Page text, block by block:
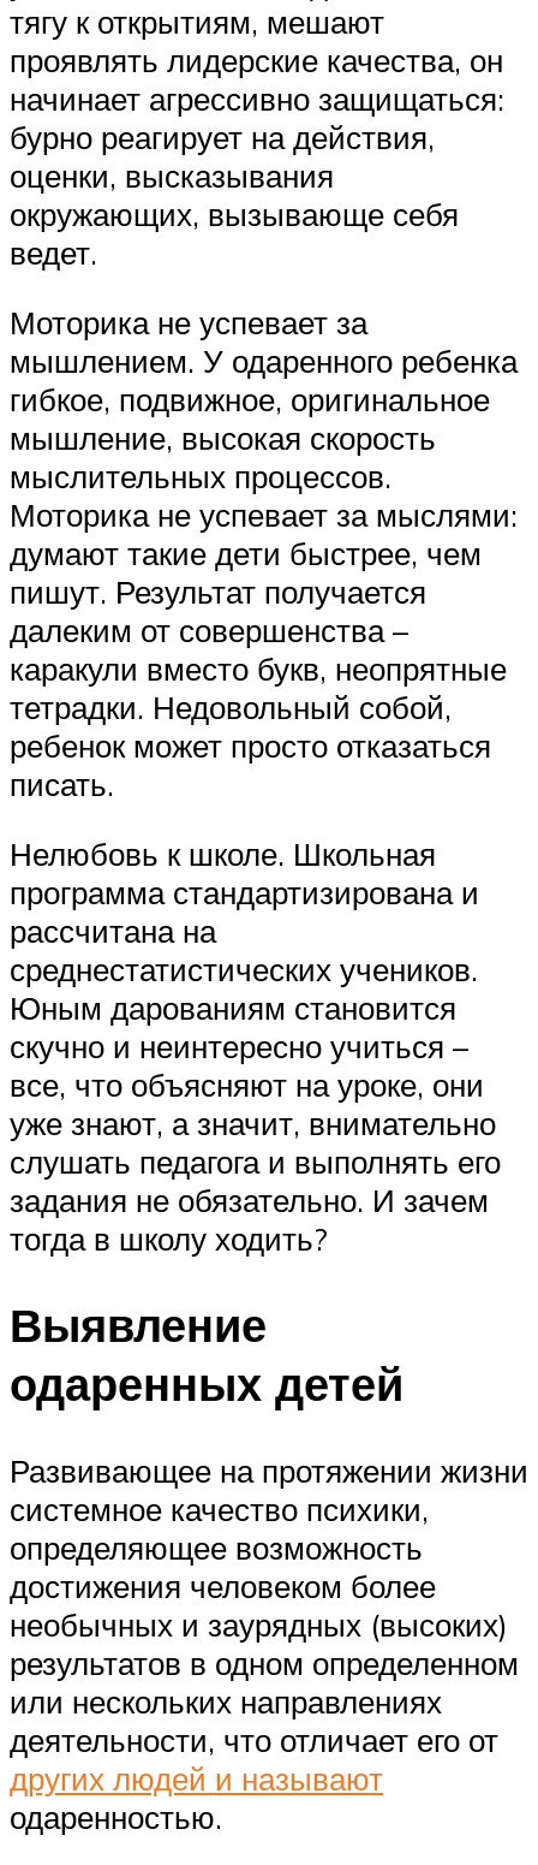
тягу к открытиям, мешают
проявлять лидерские качества, он
начинает агрессивно защищаться:
бурно реагирует на действия,
оценки, высказывания
окружающих, вызывающе себя
ведет.
Моторика не успевает за
мышлением. У одаренного ребенка
гибкое, подвижное, оригинальное
мышление, высокая скорость
мыслительных процессов.
Моторика не успевает за мыслями:
думают такие дети быстрее, чем
пишут. Результат получается
далеким от совершенства –
каракули вместо букв, неопрятные
тетрадки. Недовольный собой,
ребенок может просто отказаться
писать.
Нелюбовь к школе. Школьная
программа стандартизирована и
рассчитана на
среднестатистических учеников.
Юным дарованиям становится
скучно и неинтересно учиться –
все, что объясняют на уроке, они
уже знают, а значит, внимательно
слушать педагога и выполнять его
задания не обязательно. И зачем
тогда в школу ходить?
Выявление
одаренных детей
Развивающее на протяжении жизни
системное качество психики,
определяющее возможность
достижения человеком более
необычных и заурядных (высоких)
результатов в одном определенном
или нескольких направлениях
деятельности, что отличает его от
других людей и называют
одаренностью.